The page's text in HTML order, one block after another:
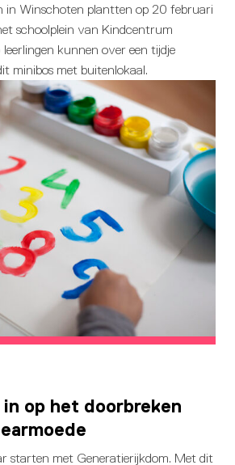
in Winschoten plantten op 20 februari
schoolplein van Kindcentrum
kunnen over een tijdje
minibos met buitenlokaal.
op het doorbreken
starten met Generatierijkdom. Met dit